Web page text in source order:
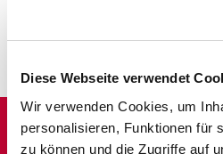
Diese Webseite verwendet
Wir verwenden Cookies, um
personalisieren, Funktionen für
zu können und die Zugriffe auf